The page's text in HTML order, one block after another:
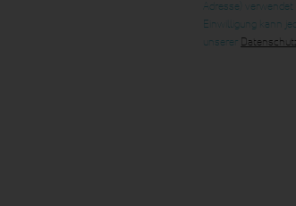
Adresse)
Einwilligung kann
unserer